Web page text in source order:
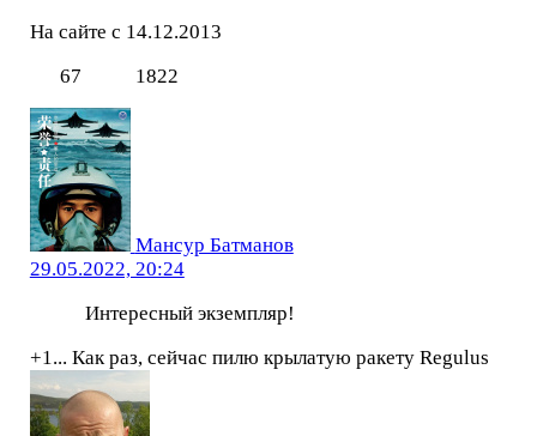
На сайте с 14.12.2013
67
1822
Мансур Батманов
29.05.2022, 20:24
Интересный экземпляр!
+1... Как раз, сейчас пилю крылатую ракету Regulus